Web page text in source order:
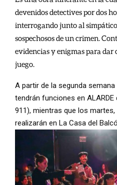
devenidos detectives por dos
interrogando junto al
sospechosos de un crimen.
evidencias y enigmas para dar
juego.
A partir de la segunda
tendrán funciones en ALARDE
911), mientras que los
realizarán en La Casa del